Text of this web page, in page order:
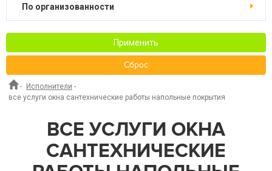
по организованности
Применить
Сброс
- Исполнители -
все услуги окна сантехнические работы напольные покрытия
ВСЕ УСЛУГИ ОКНА
САНТЕХНИЧЕСКИЕ